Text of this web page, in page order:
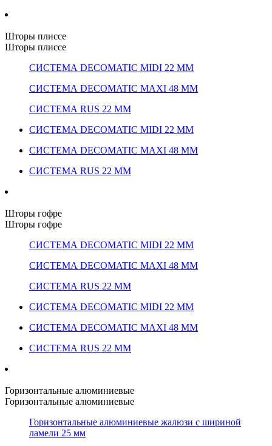
Шторы плиссе
Шторы плиссе
СИСТЕМА DECOMATIC MIDI 22 ММ
СИСТЕМА DECOMATIC MAXI 48 ММ
СИСТЕМА RUS 22 ММ
СИСТЕМА DECOMATIC MIDI 22 ММ
СИСТЕМА DECOMATIC MAXI 48 ММ
СИСТЕМА RUS 22 ММ
Шторы гофре
Шторы гофре
СИСТЕМА DECOMATIC MIDI 22 ММ
СИСТЕМА DECOMATIC MAXI 48 ММ
СИСТЕМА RUS 22 ММ
СИСТЕМА DECOMATIC MIDI 22 ММ
СИСТЕМА DECOMATIC MAXI 48 ММ
СИСТЕМА RUS 22 ММ
Горизонтальные алюминиевые
Горизонтальные алюминиевые
Горизонтальные алюминиевые жалюзи с шириной
ламели 25 мм